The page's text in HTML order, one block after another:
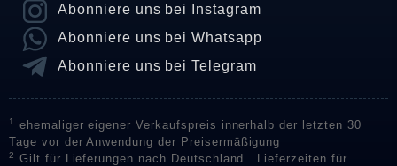
Abonniere uns bei Instagram
Abonniere uns bei Whatsapp
Abonniere uns bei Telegram
1
ehemaliger eigener Verkaufspreis innerhalb der letzten 30
Tage vor der Anwendung der Preisermäßigung
2
Gilt für Lieferungen nach Deutschland . Lieferzeiten für